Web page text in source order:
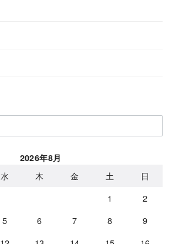
2026年8月
水 木 金 土
日
1
2
5 6 7 8
9